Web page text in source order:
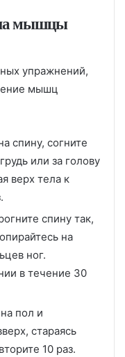
мышцы
упражнений,
мышц
спину, согните
или за голову
верх тела к
спину так,
на
ног.
в течение 30
пол и
стараясь
10 раз.